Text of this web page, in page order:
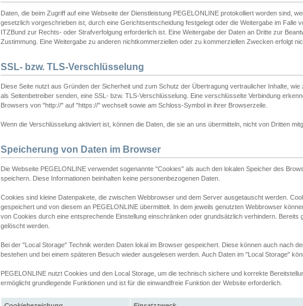
Daten, die beim Zugriff auf eine Webseite der Dienstleistung PEGELONLINE protokolliert worden sind,
gesetzlich vorgeschrieben ist, durch eine Gerichtsentscheidung festgelegt oder die Weitergabe im Falle
ITZBund zur Rechts- oder Strafverfolgung erforderlich ist. Eine Weitergabe der Daten an Dritte zur
Zustimmung. Eine Weitergabe zu anderen nichtkommerziellen oder zu kommerziellen Zwecken erfolgt
SSL- bzw. TLS-Verschlüsselung
Diese Seite nutzt aus Gründen der Sicherheit und zum Schutz der Übertragung vertraulicher Inhalte, wie
als Seitenbetreiber senden, eine SSL- bzw. TLS-Verschlüsselung. Eine verschlüsselte Verbindung
Browsers von "http://" auf "https://" wechselt sowie am Schloss-Symbol in ihrer Browserzeile.
Wenn die Verschlüsselung aktiviert ist, können die Daten, die sie an uns übermitteln, nicht von Dritten
Speicherung von Daten im Browser
Die Webseite PEGELONLINE verwendet sogenannte "Cookies" als auch den lokalen Speicher des
speichern. Diese Informationen beinhalten keine personenbezogenen Daten.
Cookies sind kleine Datenpakete, die zwischen Webbrowser und dem Server ausgetauscht werden.
gespeichert und von diesem an PEGELONLINE übermittelt. In dem jeweils genutzten Webbrowser
von Cookies durch eine entsprechende Einstellung einschränken oder grundsätzlich verhindern. Bereits
gelöscht werden.
Bei der "Local Storage" Technik werden Daten lokal im Browser gespeichert. Diese können auch nach
bestehen und bei einem späteren Besuch wieder ausgelesen werden. Auch Daten im "Local Storage"
PEGELONLINE nutzt Cookies und den Local Storage, um die technisch sichere und korrekte
ermöglicht grundlegende Funktionen und ist für die einwandfreie Funktion der Website erforderlich.